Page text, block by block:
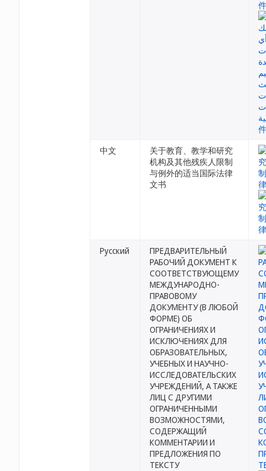
中文
关于教育、教学和研究
机构及其他残疾人限制
与例外的适当国际法律
文书
Русский
ПРЕДВАРИТЕЛЬНЫЙ
РАБОЧИЙ ДОКУМЕНТ К
СООТВЕТСТВУЮЩЕМУ
МЕЖДУНАРОДНО-
ПРАВОВОМУ
ДОКУМЕНТУ (В ЛЮБОЙ
ФОРМЕ) ОБ
ОГРАНИЧЕНИЯХ И
ИСКЛЮЧЕНИЯХ ДЛЯ
ОБРАЗОВАТЕЛЬНЫХ,
УЧЕБНЫХ И НАУЧНО-
ИССЛЕДОВАТЕЛЬСКИХ
УЧРЕЖДЕНИЙ, А ТАКЖЕ
ЛИЦ С ДРУГИМИ
ОГРАНИЧЕННЫМИ
ВОЗМОЖНОСТЯМИ,
СОДЕРЖАЩИЙ
КОММЕНТАРИИ И
ПРЕДЛОЖЕНИЯ ПО
ТЕКСТУ